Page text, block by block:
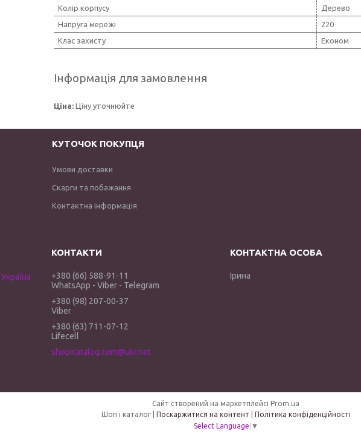
Колір корпусу
Дерево
Напруга мережі
220
Клас захисту
Економ
Інформація для замовлення
Ціна: Ціну уточнюйте
КУТОЧОК ПОКУПЦЯ
Умови доставки
Скарги та побажання
Контактна інформація
+380 (66) 588-91-11
WhatsApp - Viber - Telegram
+380 (98) 207-00-37
Viber
+380 (63) 711-07-12
Lifecell
shopicatalog.com@ukr.net
Ірина
Сайт створений на маркетплейсі Prom.ua
Поскаржитися на контент
Політика конфіденційності
Select Language ▼